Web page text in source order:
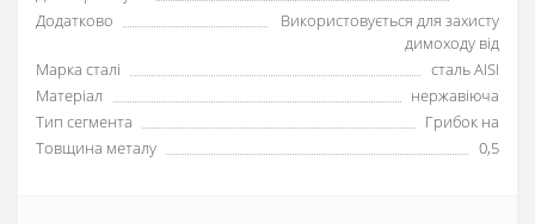
Додатково
Використовується для захисту
димоходу від
Марка сталі
сталь AISI
Матеріал
нержавіюча
Тип сегмента
Грибок на
Товщина металу
0,5